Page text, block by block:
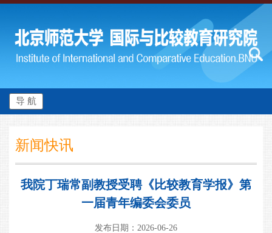
导 航
新闻快讯
我院丁瑞常副教授受聘《比较教育学报》第
一届青年编委会委员
发布日期：2026-06-26